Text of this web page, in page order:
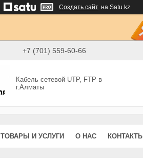
Создать сайт на Satu.kz
+7 (701) 559-60-66
Кабель сетевой UTP, FTP в
г.Алматы
ТОВАРЫ И УСЛУГИ О НАС КОНТАКТЫ